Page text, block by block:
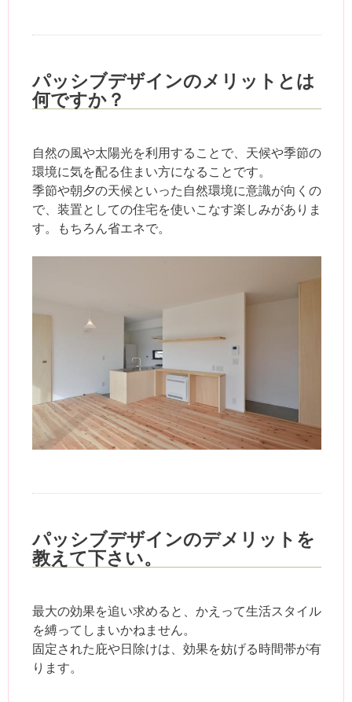
パッシブデザインのメリットとは
何ですか？
自然の風や太陽光を利用することで、天候や季節の
環境に気を配る住まい方になることです。
季節や朝夕の天候といった自然環境に意識が向くの
で、装置としての住宅を使いこなす楽しみがありま
す。もちろん省エネで。
パッシブデザインのデメリットを
教えて下さい。
最大の効果を追い求めると、かえって生活スタイル
を縛ってしまいかねません。
固定された庇や日除けは、効果を妨げる時間帯が有
ります。